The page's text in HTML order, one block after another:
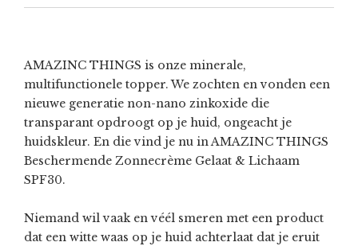
AMAZINC THINGS is onze minerale,
multifunctionele topper. We zochten en vonden een
nieuwe generatie non-nano zinkoxide die
transparant opdroogt op je huid, ongeacht je
huidskleur. En die vind je nu in AMAZINC THINGS
Beschermende Zonnecrème Gelaat & Lichaam
SPF30.
Niemand wil vaak en véél smeren met een product
dat een witte waas op je huid achterlaat dat je eruit